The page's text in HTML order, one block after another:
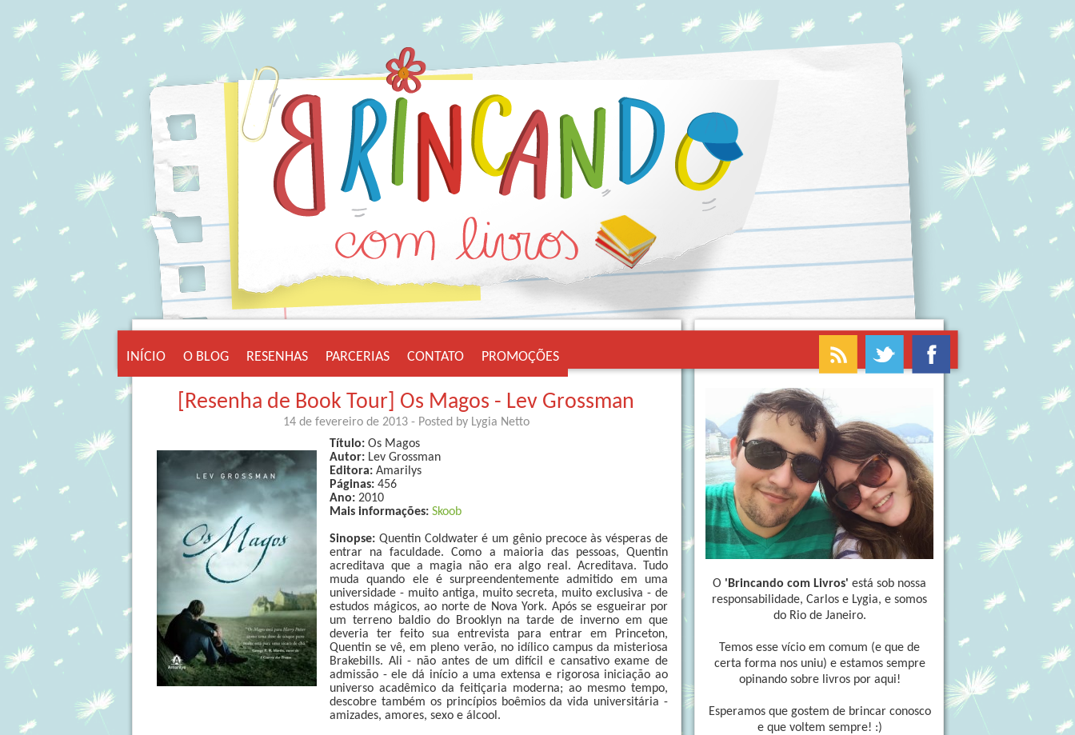
INÍCIO O BLOG RESENHAS PARCERIAS CONTATO PROMOÇÕES
[Resenha de Book Tour] Os Magos - Lev Grossman
14 de fevereiro de 2013 - Posted by Lygia Netto
Título: Os Magos
Autor: Lev Grossman
Editora: Amarilys
Páginas: 456
Ano: 2010
Mais informações: Skoob
Sinopse: Quentin Coldwater é um gênio precoce às vésperas de
entrar na faculdade. Como a maioria das pessoas, Quentin
acreditava que a magia não era algo real. Acreditava. Tudo
muda quando ele é surpreendentemente admitido em uma
universidade - muito antiga, muito secreta, muito exclusiva - de
estudos mágicos, ao norte de Nova York. Após se esgueirar por
um terreno baldio do Brooklyn na tarde de inverno em que
deveria ter feito sua entrevista para entrar em Princeton,
Quentin se vê, em pleno verão, no idílico campus da misteriosa
Brakebills. Ali - não antes de um difícil e cansativo exame de
admissão - ele dá início a uma extensa e rigorosa iniciação ao
universo acadêmico da feitiçaria moderna; ao mesmo tempo,
descobre também os princípios boêmios da vida universitária -
amizades, amores, sexo e álcool.
O 'Brincando com Livros' está sob nossa
responsabilidade, Carlos e Lygia, e somos
do Rio de Janeiro.
Temos esse vício em comum (e que de
certa forma nos uniu) e estamos sempre
opinando sobre livros por aqui!
Esperamos que gostem de brincar conosco
e que voltem sempre! :)